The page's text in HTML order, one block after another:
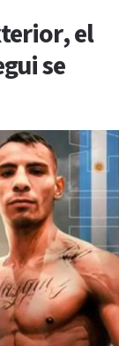
el
se